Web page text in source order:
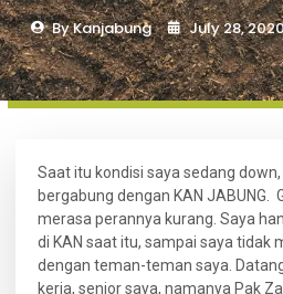
ByKanjabung July 28,
Saat itu kondisi saya sedang
bergabung dengan KAN JABUNG.
merasa perannya kurang. Saya
di KAN saat itu, sampai saya tidak
dengan teman-teman saya.
kerja, senior saya, namanya Pak